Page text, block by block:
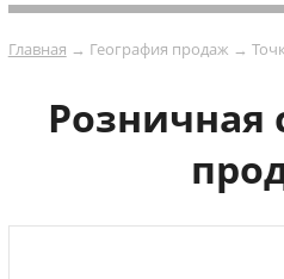
Главная → География продаж →
Розничная